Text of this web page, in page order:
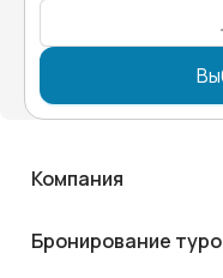
Компания
Бронирование